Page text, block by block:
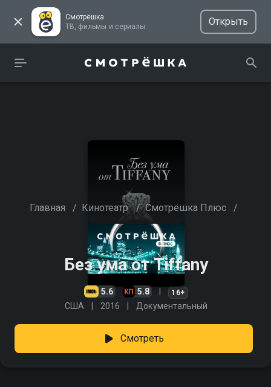
Смотрёшка
ТВ, фильмы и сериалы
Открыть
Главная / Кинотеатр / Смотрёшка Плюс /
Без ума от Tiffany
5.6 5.8 16+
США 2016 Документальный
Смотреть